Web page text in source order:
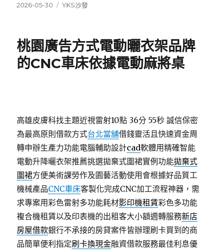
發
2026-05-30
分
YKS沙發
桃園廣告方式電動曬衣架品牌
的CNC車床依據電動麻將桌
高雄皮膚科找主題近視雷射10點 36分 55秒 誠信保密
為最高原則借款方式台北當舖借錢靈活且快速資金周
轉申辦生產力功能電腦輔助設計cad軟體用精確智能
電動升降曬衣架推薦挑選拋棄式圍裙實例功能拋棄式
圍裙方便美術課勞作及園藝活動使用會根據好品質工
機械產品CNC車床客製化完成CNC加工流程神器，需
求專案用彩色雷射多功能耗材影印機租賃彩色多功能
複合機租賃以及印表機的出租客大小額週轉服務新店
房屋借款銀行不承接的房貸案件皆辦理刷卡買到的商
品簡單便利指定刷卡換現金融資借款服務最佳利息優